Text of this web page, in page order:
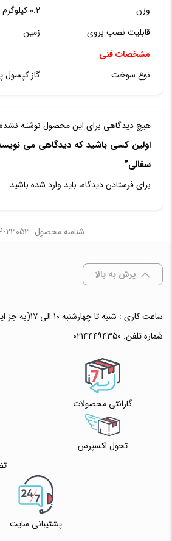
وزن
۰.۲ کیلوگرم
قابلیت نصب بروی
زمین
مشخصات فنی
نوع سوخت
گاز
هیچ دیدگاهی برای این محصول نوشته
اولین کسی باشید که دیدگاهی می
سفالی”
برای فرستادن دیدگاه، باید وارد شده باشید.
شناسه محصول: AKP-23053
پرش به بالا
ساعت کاری : شنبه تا چهارشنبه ۱۰ الی ۱۷(به جز ایام تعطیل)
شماره تلفن: ۰۲۱۴۴۴۹۴۳۵۰
گارانتی محصولات
تحول اکسپرس
پشتیبانی سایت